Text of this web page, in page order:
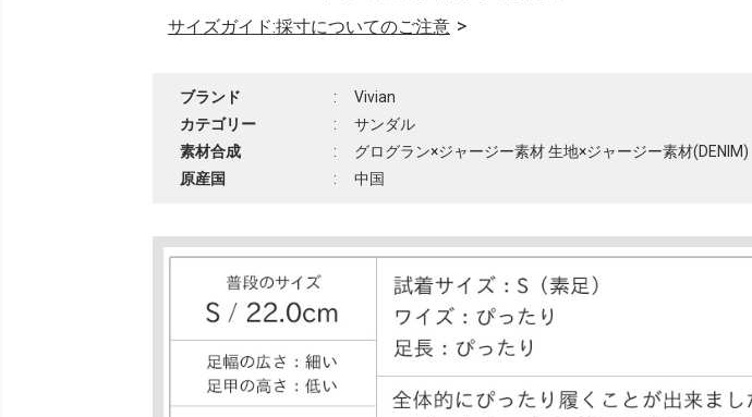
サイズガイド:採寸についてのご注意
ブランド :
Vivian
カテゴリー
:
サンダル
素材合成
:
グログラン×ジャージー素材 生地×ジャージー素材(DENIM)
原産国
: 中国